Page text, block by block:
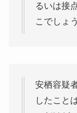
るいは接
こでしょう
安栖容疑
したこと